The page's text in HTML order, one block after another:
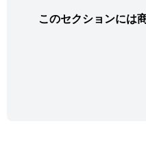
このセクションには